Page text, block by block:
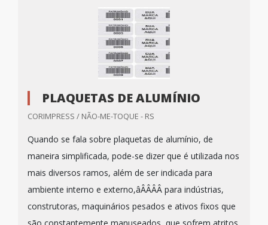
PLAQUETAS DE ALUMÍNIO
CORIMPRESS / NÃO-ME-TOQUE - RS
Quando se fala sobre plaquetas de alumínio, de
maneira simplificada, pode-se dizer que é utilizada nos
mais diversos ramos, além de ser indicada para
ambiente interno e externo,âÂÂÂÂ para indústrias,
construtoras, maquinários pesados e ativos fixos que